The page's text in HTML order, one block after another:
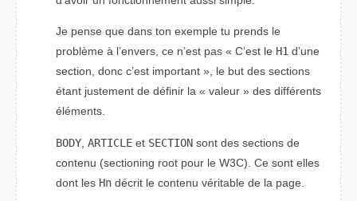
Je pense que dans ton exemple tu prends le
problème à l’envers, ce n’est pas
C’est le H1d’une
section, donc c’est important
, le but des sections
étant justement de définir la « valeur » des différents
éléments.
BODY, ARTICLEet SECTIONsont des sections de
contenu (sectioning rootpour le W3C). Ce sont elles
dont les Hndécrit le contenu véritable de la page.